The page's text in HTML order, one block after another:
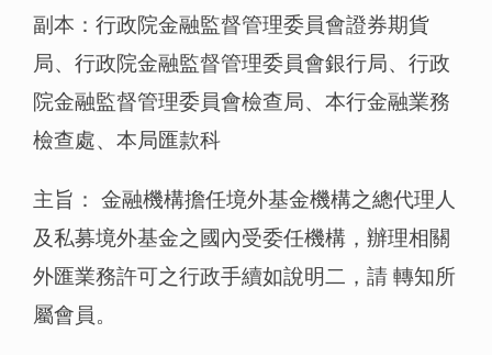
副本：行政院金融監督管理委員會證券期貨
局、行政院金融監督管理委員會銀行局、行政
院金融監督管理委員會檢查局、本行金融業務
檢查處、本局匯款科
主旨： 金融機構擔任境外基金機構之總代理人
及私募境外基金之國內受委任機構，辦理相關
外匯業務許可之行政手續如說明二，請 轉知所
屬會員。